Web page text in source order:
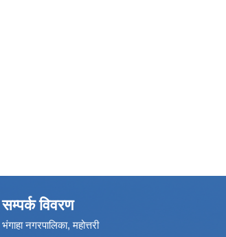
सम्पर्क विवरण
भंगाहा नगरपालिका, महोत्तरी